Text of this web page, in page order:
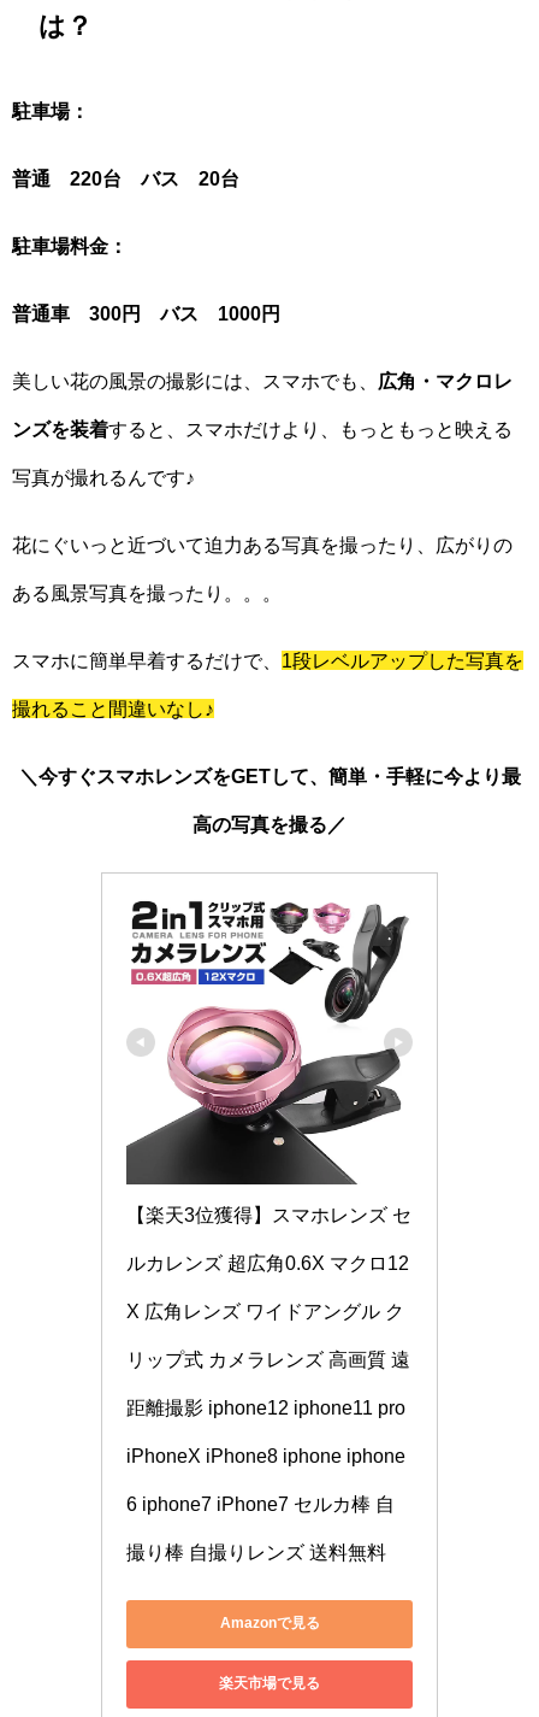
は？
駐車場：
普通 220台 バス 20台
駐車場料金：
普通車 300円 バス 1000円
美しい花の風景の撮影には、スマホでも、 広角・マクロレ
ンズを装着すると、スマホだけより、もっともっと映える
写真が撮れるんです♪
花にぐいっと近づいて迫力ある写真を撮ったり、広がりの
ある風景写真を撮ったり。。。
スマホに簡単早着するだけで、 1段レベルアップした写真を
撮れること間違いなし♪
＼今すぐスマホレンズをGETして、簡単・手軽に今より最
高の写真を撮る／
【楽天3位獲得】スマホレンズ セ
ルカレンズ 超広角0.6X マクロ12
X 広角レンズ ワイドアングル ク
リップ式 カメラレンズ 高画質 遠
距離撮影 iphone12 iphone11 pro
iPhoneX iPhone8 iphone iphone
6 iphone7 iPhone7 セルカ棒 自
撮り棒 自撮りレンズ 送料無料
Amazonで見る
楽天市場で見る